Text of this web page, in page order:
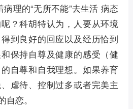
理的“无所不能”去生活 病态
？科胡特认为，人要从环境
得到良好的回应以及经历恰到
保持自尊及健康的感受（健
自尊和自我理想。如果养育
虐待、控制过多或者完美主
恋。